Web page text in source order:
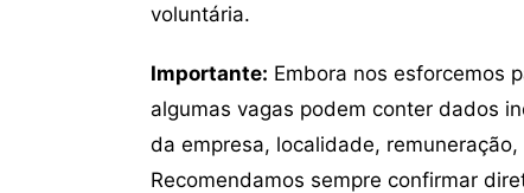
voluntária.
Importante: Embora nos esforcemos
algumas vagas podem conter dados
da empresa, localidade,
Recomendamos sempre confirmar